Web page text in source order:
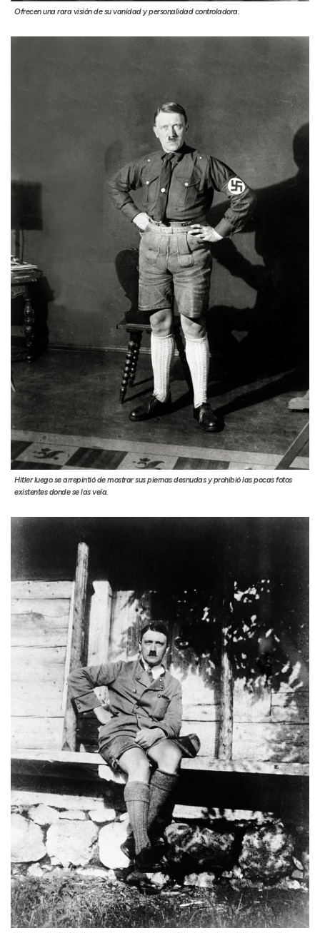
Ofrecen una rara visión de su vanidad y personalidad controladora.
Hitler luego se arrepintió de mostrar sus piernas desnudas y prohibió las pocas fotos
existentes donde se las veía.